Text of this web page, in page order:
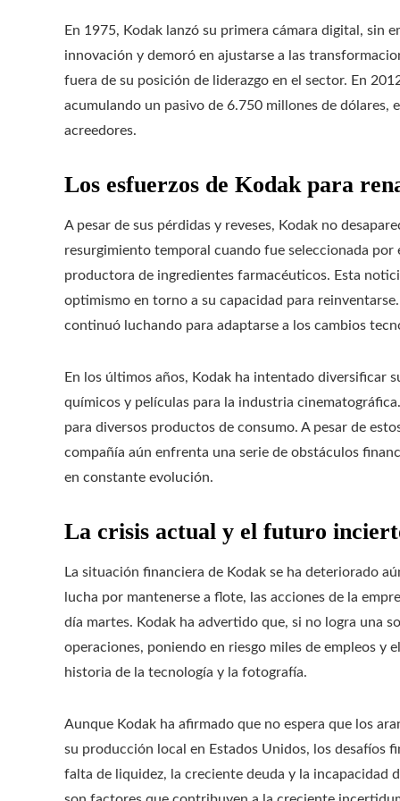
En 1975, Kodak lanzó su primera cámara digital, sin
innovación y demoró en ajustarse a las
fuera de su posición de liderazgo en el sector. En
acumulando un pasivo de 6.750 millones de
acreedores.
Los esfuerzos de Kodak para
A pesar de sus pérdidas y reveses, Kodak no
resurgimiento temporal cuando fue seleccionada
productora de ingredientes farmacéuticos. Esta
optimismo en torno a su capacidad para
continuó luchando para adaptarse a los cambios
En los últimos años, Kodak ha intentado diversificar
químicos y películas para la industria
para diversos productos de consumo. A pesar de
compañía aún enfrenta una serie de obstáculos
en constante evolución.
La crisis actual y el futuro
La situación financiera de Kodak se ha deteriorado
lucha por mantenerse a flote, las acciones de la
día martes. Kodak ha advertido que, si no logra una
operaciones, poniendo en riesgo miles de empleos y
historia de la tecnología y la fotografía.
Aunque Kodak ha afirmado que no espera que los
su producción local en Estados Unidos, los desafíos
falta de liquidez, la creciente deuda y la incapacidad